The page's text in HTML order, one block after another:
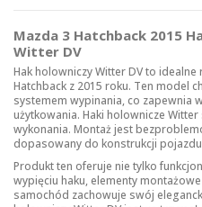
Mazda 3 Hatchback 2015
Witter DV
Hak holowniczy Witter DV to
Hatchback z 2015 roku. Ten model
systemem wypinania, co zapewnia
użytkowania. Haki holownicze Witter
wykonania. Montaż jest
dopasowany do konstrukcji
Produkt ten oferuje nie tylko
wypięciu haku, elementy
samochód zachowuje swój